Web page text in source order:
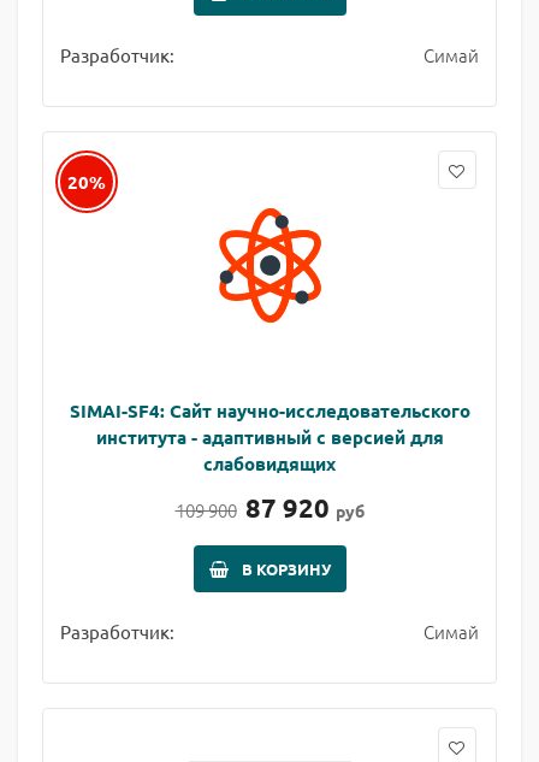
Разработчик: Симай
20%
SIMAI-SF4: Сайт научно-исследовательского
института - адаптивный с версией для
слабовидящих
109 900 87 920 руб
В КОРЗИНУ
Разработчик: Симай